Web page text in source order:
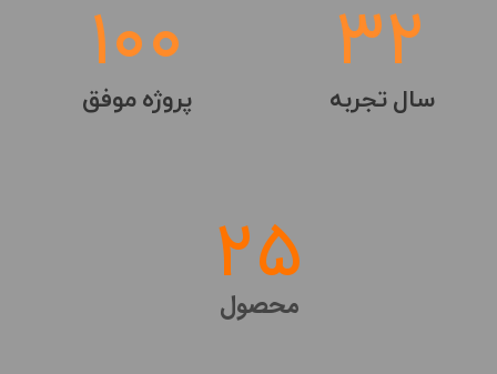
سال تجربه
32 پروژه موفق
100
​​محصول
25